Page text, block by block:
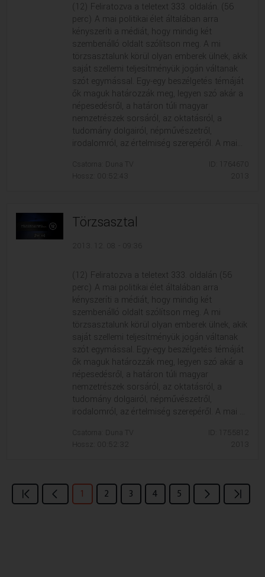
(12) Feliratozva a teletext 333. oldalán. (56
perc) A mai politikai élet általában arra
kényszeríti a médiát, hogy mindig két
szembenálló oldalt szólítson meg. A mi
törzsasztalunk körül olyan emberek ülnek, akik
saját szellemi teljesítményük jogán váltanak
szót egymással. Egy-egy beszélgetés témáját
ők maguk határozzák meg, legyen szó akár a
népesedésről, a határon túli magyar
nemzetrészek sorsáról, az oktatásról, a
tudomány dolgairól, népművészetről,
irodalomról, az értelmiség szerepéről. A mai...
Csatorna: Duna TV
Hossz: 00:52:43
ID: 1764670
Törzsasztal
(12) Feliratozva a teletext 333. oldalán (56
perc) A mai politikai élet általában arra
kényszeríti a médiát, hogy mindig két
szembenálló oldalt szólítson meg. A mi
törzsasztalunk körül olyan emberek ülnek, akik
saját szellemi teljesítményük jogán váltanak
szót egymással. Egy-egy beszélgetés témáját
ők maguk határozzák meg, legyen szó akár a
népesedésről, a határon túli magyar
nemzetrészek sorsáról, az oktatásról, a
tudomány dolgairól, népművészetről,
irodalomról, az értelmiség szerepéről. A mai ...
Csatorna: Duna TV
Hossz: 00:52:32
ID: 1755812
1 2 3 4 5